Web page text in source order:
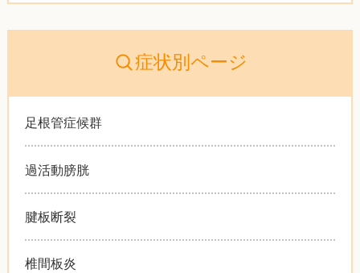
症状別ページ
足根管症候群
過活動膀胱
腱板断裂
椎間板炎